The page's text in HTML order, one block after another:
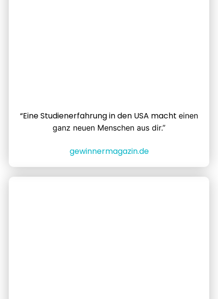
“Eine Studienerfahrung in den USA macht einen
ganz neuen Menschen aus dir.”
gewinnermagazin.de